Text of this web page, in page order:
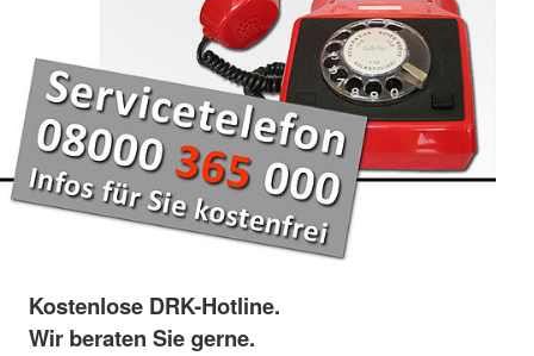
Kostenlose DRK-Hotline.
Wir beraten Sie gerne.